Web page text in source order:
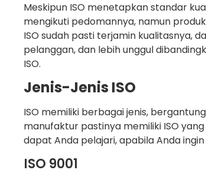
Meskipun ISO menetapkan standar
mengikuti pedomannya, namun
ISO sudah pasti terjamin kualitasnya,
pelanggan, dan lebih unggul
ISO.
Jenis-Jenis ISO
ISO memiliki berbagai jenis,
manufaktur pastinya memiliki ISO
dapat Anda pelajari, apabila Anda
ISO 9001